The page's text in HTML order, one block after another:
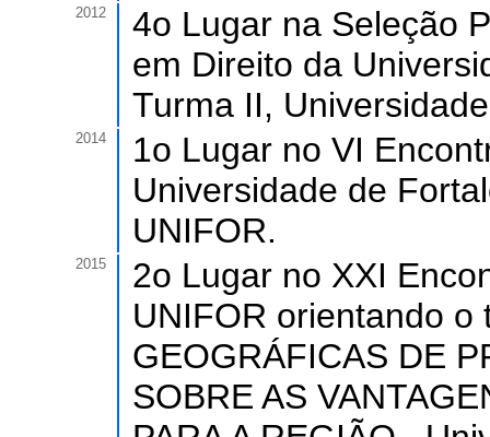
2012
4o Lugar na Seleção
em Direito da
Turma II,
2014
1o Lugar no VI
Universidade de
UNIFOR.
2015
2o Lugar no XXI
UNIFOR orientando o
GEOGRÁFICAS DE
SOBRE AS